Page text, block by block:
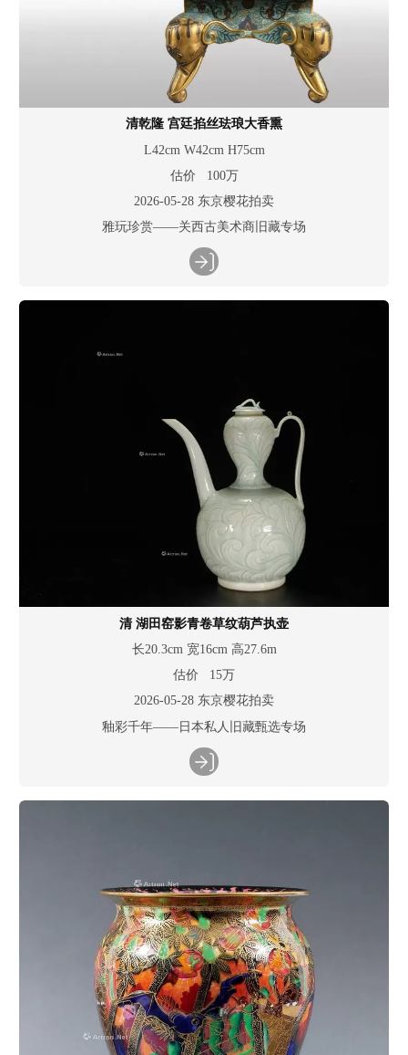
清乾隆 宫廷掐丝珐琅大香熏
L42cm W42cm H75cm
估价 100万
2026-05-28 东京樱花拍卖
雅玩珍赏——关西古美术商旧藏专场
清 湖田窑影青卷草纹葫芦执壶
长20.3cm 宽16cm 高27.6m
估价 15万
2026-05-28 东京樱花拍卖
釉彩千年——日本私人旧藏甄选专场